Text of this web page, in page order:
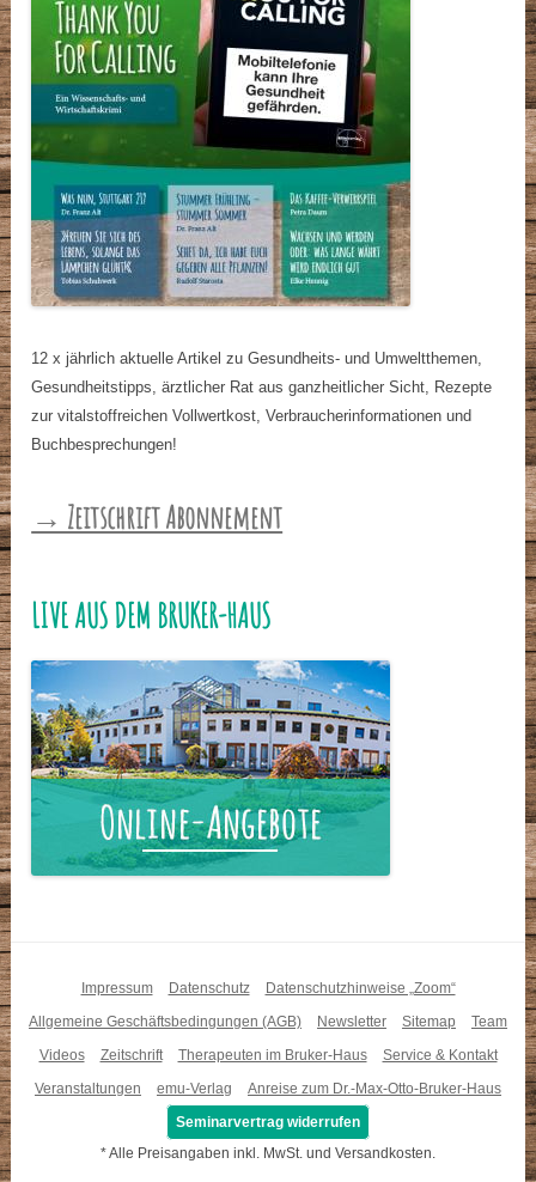
12 x jährlich aktuelle Artikel zu Gesundheits- und Umweltthemen,
Gesundheitstipps, ärztlicher Rat aus ganzheitlicher Sicht, Rezepte
zur vitalstoffreichen Vollwertkost, Verbraucherinformationen und
Buchbesprechungen!
→ Zeitschrift Abonnement
LIVE AUS DEM BRUKER-HAUS
Impressum Datenschutz
Datenschutzhinweise „Zoom“
Allgemeine Geschäftsbedingungen (AGB)
Newsletter Sitemap
Team
Videos
Zeitschrift Therapeuten im Bruker-Haus
Service & Kontakt
Veranstaltungen
emu-Verlag
Anreise zum Dr.-Max-Otto-Bruker-Haus
Seminarvertrag widerrufen
* Alle Preisangaben inkl. MwSt. und Versandkosten.